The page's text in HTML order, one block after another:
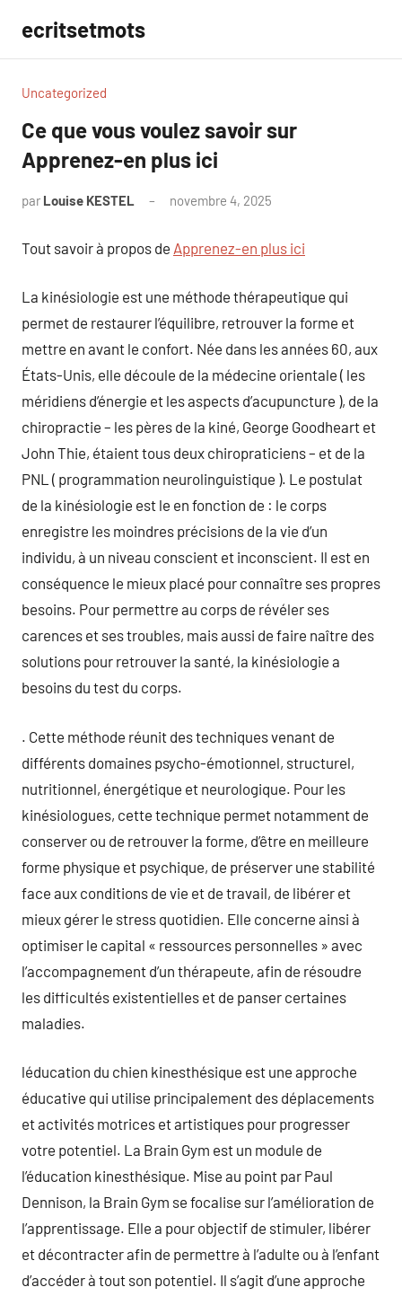
contenu
ecritsetmots
Uncategorized
Ce que vous voulez savoir sur
Apprenez-en plus ici
par Louise KESTEL novembre 4, 2025
Tout savoir à propos de Apprenez-en plus ici
La kinésiologie est une méthode thérapeutique qui
permet de restaurer l’équilibre, retrouver la forme et
mettre en avant le confort. Née dans les années 60, aux
États-Unis, elle découle de la médecine orientale ( les
méridiens d’énergie et les aspects d’acupuncture ), de la
chiropractie – les pères de la kiné, George Goodheart et
John Thie, étaient tous deux chiropraticiens – et de la
PNL ( programmation neurolinguistique ). Le postulat
de la kinésiologie est le en fonction de : le corps
enregistre les moindres précisions de la vie d’un
individu, à un niveau conscient et inconscient. Il est en
conséquence le mieux placé pour connaître ses propres
besoins. Pour permettre au corps de révéler ses
carences et ses troubles, mais aussi de faire naître des
solutions pour retrouver la santé, la kinésiologie a
besoins du test du corps.
. Cette méthode réunit des techniques venant de
différents domaines psycho-émotionnel, structurel,
nutritionnel, énergétique et neurologique. Pour les
kinésiologues, cette technique permet notamment de
conserver ou de retrouver la forme, d’être en meilleure
forme physique et psychique, de préserver une stabilité
face aux conditions de vie et de travail, de libérer et
mieux gérer le stress quotidien. Elle concerne ainsi à
optimiser le capital « ressources personnelles » avec
l’accompagnement d’un thérapeute, afin de résoudre
les difficultés existentielles et de panser certaines
maladies.
léducation du chien kinesthésique est une approche
éducative qui utilise principalement des déplacements
et activités motrices et artistiques pour progresser
votre potentiel. La Brain Gym est un module de
l’éducation kinesthésique. Mise au point par Paul
Dennison, la Brain Gym se focalise sur l’amélioration de
l’apprentissage. Elle a pour objectif de stimuler, libérer
et décontracter afin de permettre à l’adulte ou à l’enfant
d’accéder à tout son potentiel. Il s’agit d’une approche